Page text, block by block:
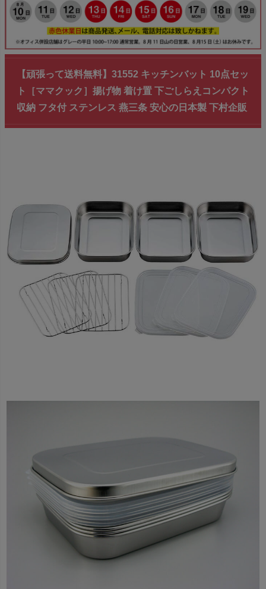
【頑張って送料無料】31552 キッチンバット 10点セッ
ト［ママクック］揚げ物 着け置 下ごしらえコンパクト
収納 フタ付 ステンレス 燕三条 安心の日本製 下村企販